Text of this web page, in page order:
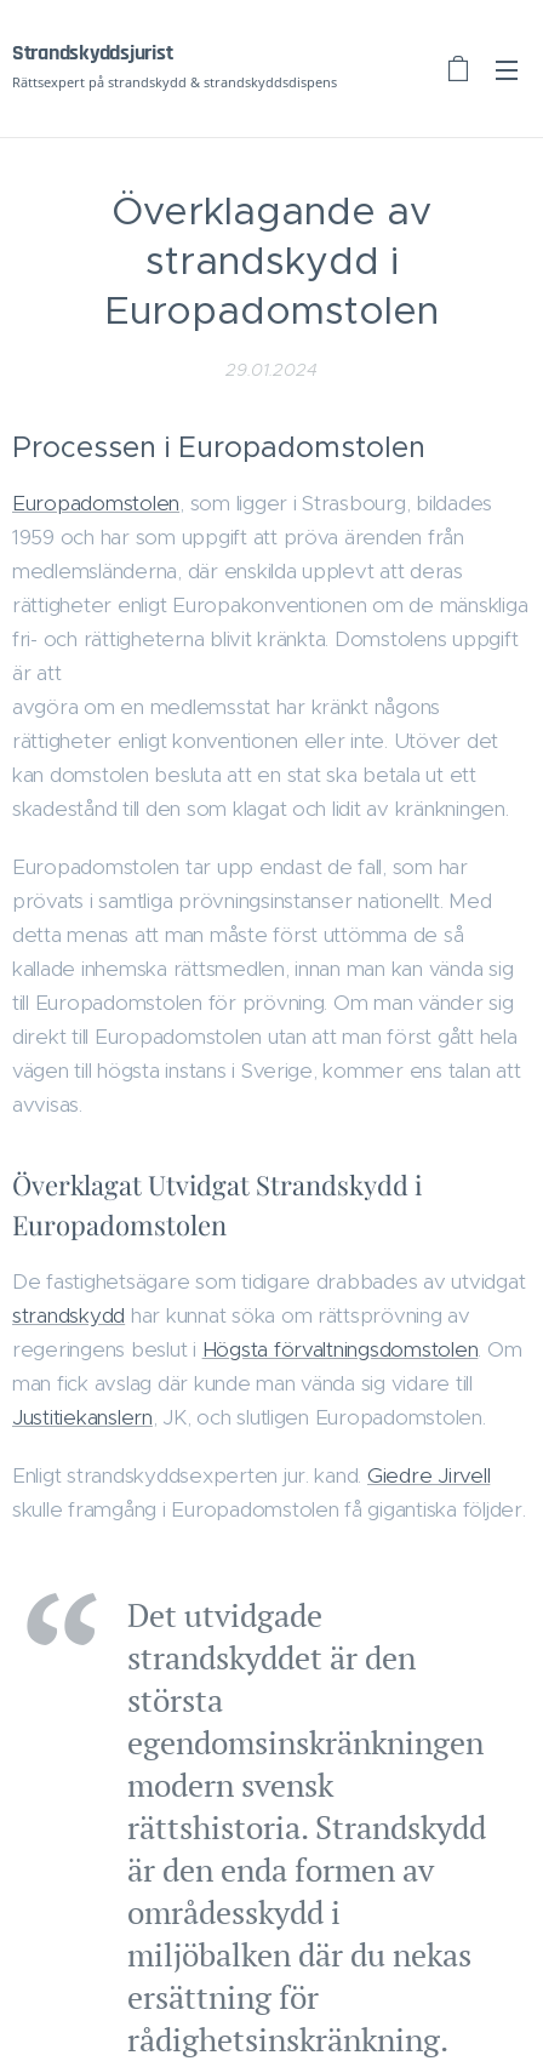
Strandskyddsjurist
Rättsexpert på strandskydd & strandskyddsdispens
Överklagande av
strandskydd i
Europadomstolen
29.01.2024
Processen i Europadomstolen
Europadomstolen, som ligger i Strasbourg, bildades
1959 och har som uppgift att pröva ärenden från
medlemsländerna, där enskilda upplevt att deras
rättigheter enligt Europakonventionen om de mänskliga
fri- och rättigheterna blivit kränkta. Domstolens uppgift
är att
avgöra om en medlemsstat har kränkt någons
rättigheter enligt konventionen eller inte. Utöver det
kan domstolen besluta att en stat ska betala ut ett
skadestånd till den som klagat och lidit av kränkningen.
Europadomstolen tar upp endast de fall, som har
prövats i samtliga prövningsinstanser nationellt. Med
detta menas att man måste först uttömma de så
kallade inhemska rättsmedlen, innan man kan vända sig
till Europadomstolen för prövning. Om man vänder sig
direkt till Europadomstolen utan att man först gått hela
vägen till högsta instans i Sverige, kommer ens talan att
avvisas.
Överklagat Utvidgat Strandskydd i
Europadomstolen
De fastighetsägare som tidigare drabbades av utvidgat
strandskydd har kunnat söka om rättsprövning av
regeringens beslut i Högsta förvaltningsdomstolen. Om
man fick avslag där kunde man vända sig vidare till
Justitiekanslern, JK, och slutligen Europadomstolen.
Enligt strandskyddsexperten jur. kand. Giedre Jirvell
skulle framgång i Europadomstolen få gigantiska följder.
Det utvidgade
strandskyddet är den
största
egendomsinskränkningen
modern svensk
rättshistoria. Strandskydd
är den enda formen av
områdesskydd i
miljöbalken där du nekas
ersättning för
rådighetsinskränkning.